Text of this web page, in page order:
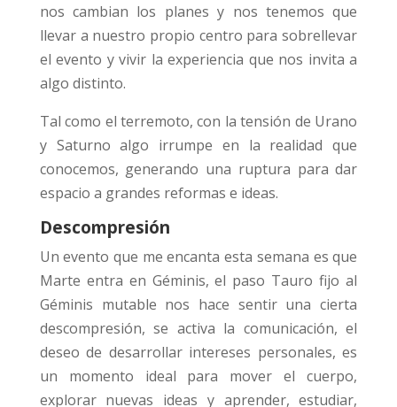
nos cambian los planes y nos tenemos que
llevar a nuestro propio centro para sobrellevar
el evento y vivir la experiencia que nos invita a
algo distinto.
Tal como el terremoto, con la tensión de Urano
y Saturno algo irrumpe en la realidad que
conocemos, generando una ruptura para dar
espacio a grandes reformas e ideas.
Descompresión
Un evento que me encanta esta semana es que
Marte entra en Géminis, el paso Tauro fijo al
Géminis mutable nos hace sentir una cierta
descompresión, se activa la comunicación, el
deseo de desarrollar intereses personales, es
un momento ideal para mover el cuerpo,
explorar nuevas ideas y aprender, estudiar,